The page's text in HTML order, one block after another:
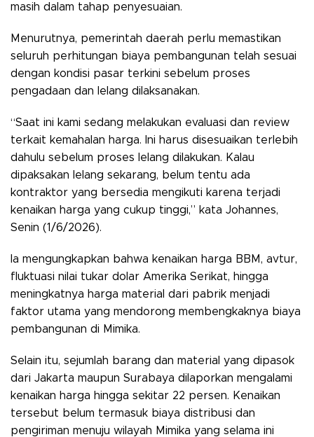
masih dalam tahap penyesuaian.
Menurutnya, pemerintah daerah perlu memastikan
seluruh perhitungan biaya pembangunan telah sesuai
dengan kondisi pasar terkini sebelum proses
pengadaan dan lelang dilaksanakan.
“Saat ini kami sedang melakukan evaluasi dan review
terkait kemahalan harga. Ini harus disesuaikan terlebih
dahulu sebelum proses lelang dilakukan. Kalau
dipaksakan lelang sekarang, belum tentu ada
kontraktor yang bersedia mengikuti karena terjadi
kenaikan harga yang cukup tinggi,” kata Johannes,
Senin (1/6/2026).
Ia mengungkapkan bahwa kenaikan harga BBM, avtur,
fluktuasi nilai tukar dolar Amerika Serikat, hingga
meningkatnya harga material dari pabrik menjadi
faktor utama yang mendorong membengkaknya biaya
pembangunan di Mimika.
Selain itu, sejumlah barang dan material yang dipasok
dari Jakarta maupun Surabaya dilaporkan mengalami
kenaikan harga hingga sekitar 22 persen. Kenaikan
tersebut belum termasuk biaya distribusi dan
pengiriman menuju wilayah Mimika yang selama ini